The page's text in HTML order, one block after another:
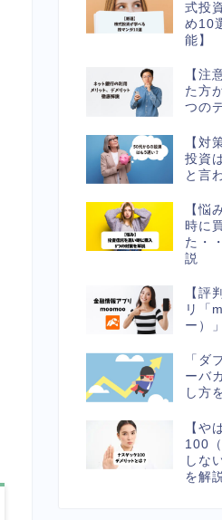
式投
め10
能】
【注
た方
つの
【対
投資
と言
【悩
時に
た・
説
【評
リ「
ー）
「ダ
ーバ
し方
【や
100
しな
を解説